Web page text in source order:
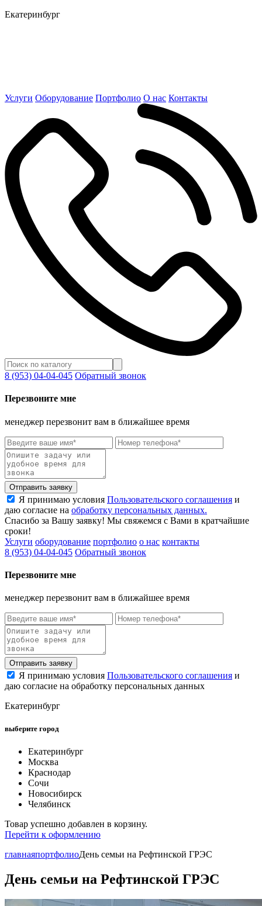
Екатеринбург
Услуги Оборудование Портфолио О нас Контакты
8 (953) 04-04-045 Обратный звонок
Перезвоните мне
менеджер перезвонит вам в ближайшее время
Отправить заявку
Я принимаю условия Пользовательского соглашения и
даю согласие на обработку персональных данных.
Спасибо за Вашу заявку! Мы свяжемся с Вами в кратчайшие
сроки!
Услуги оборудование портфолио о нас контакты
8 (953) 04-04-045 Обратный звонок
Перезвоните мне
менеджер перезвонит вам в ближайшее время
Отправить заявку
Я принимаю условия Пользовательского соглашения и
даю согласие на обработку персональных данных
Екатеринбург
выберите город
Екатеринбург
Москва
Краснодар
Сочи
Новосибирск
Челябинск
Товар успешно добавлен в корзину.
Перейти к оформлению
главнаяпортфолиоДень семьи на Рефтинской ГРЭС
День семьи на Рефтинской ГРЭС